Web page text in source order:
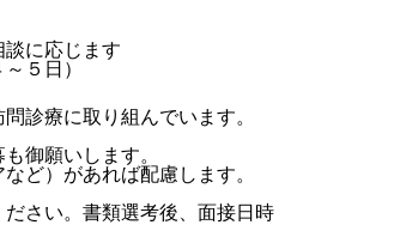
に応じます
５日）
問診療に取り組んでいます。
御願いします。
ど）があれば配慮します。
さい。書類選考後、面接日時